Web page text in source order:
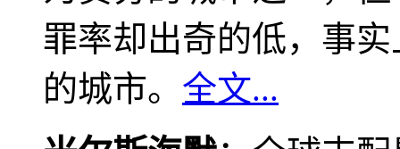
罪率却出奇的低，事
的城市。 全文...